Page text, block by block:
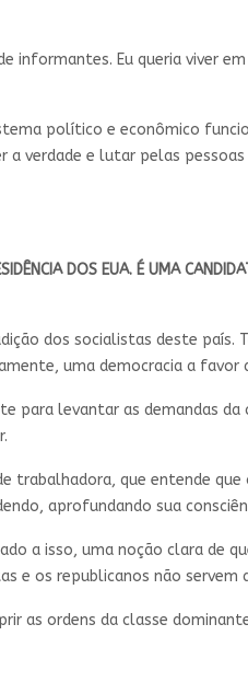
informantes. Eu queria viver
político e econômico
verdade e lutar pelas
DOS EUA. É UMA
dos socialistas deste país.
uma democracia a favor
para levantar as demandas
trabalhadora, que entende
aprofundando sua
a isso, uma noção clara de
e os republicanos não servem
as ordens da classe